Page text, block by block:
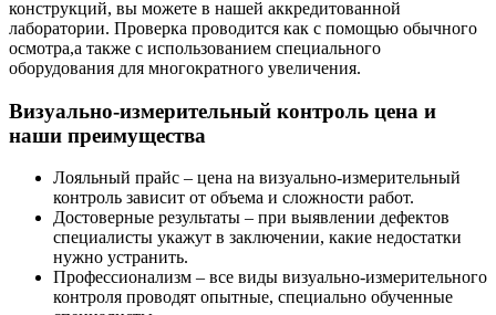
конструкций, вы можете в нашей аккредитованной
лаборатории. Проверка проводится как с помощью обычного
осмотра,а также с использованием специального
оборудования для многократного увеличения.
Визуально-измерительный контроль цена и
наши преимущества
Лояльный прайс – цена на визуально-измерительный
контроль зависит от объема и сложности работ.
Достоверные результаты – при выявлении дефектов
специалисты укажут в заключении, какие недостатки
нужно устранить.
Профессионализм – все виды визуально-измерительного
контроля проводят опытные, специально обученные